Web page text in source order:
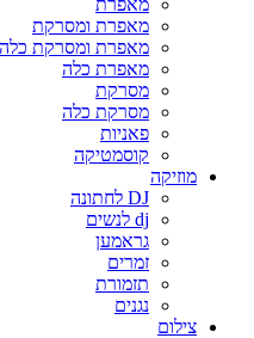
מאפרת
מאפרת ומסרקת
מאפרת ומסרקת כלה
מאפרת כלה
מסרקת
מסרקת כלה
פאניות
קוסמטיקה
מוזיקה
DJ לחתונה
dj לנשים
גראמען
זמרים
תזמורת
נגנים
צילום